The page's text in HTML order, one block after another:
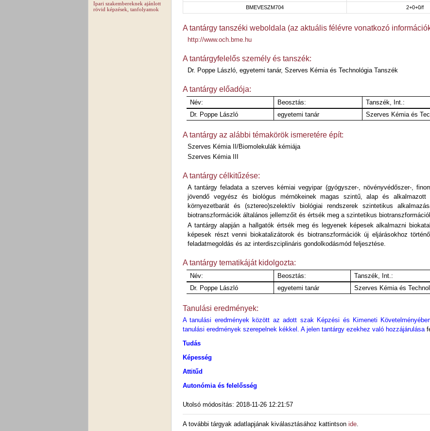
Ipari szakembereknek ajánlott
rövid képzések, tanfolyamok
BMEVESZM704
2+0+0/f
A tantárgy tanszéki weboldala (az aktuális félévre vonatkozó
http://www.och.bme.hu
A tantárgyfelelős személy és tanszék:
Dr. Poppe László, egyetemi tanár, Szerves Kémia és Technológia Tanszék
A tantárgy előadója:
Név: Beosztás:
Tanszék, Int.:
Dr. Poppe László
egyetemi tanár Szerves Kémia és
A tantárgy az alábbi témakörök ismeretére épít:
Szerves Kémia II/Biomolekulák kémiája
Szerves Kémia III
A tantárgy célkitűzése:
A tantárgy feladata a szerves kémiai vegyipar (gyógyszer-, növényvédőszer-,
jövendő vegyész és biológus mérnökeinek magas szintű, alap és
környezetbarát és (sztereo)szelektív biológiai rendszerek szintetikus
biotranszformációk általános jellemzőit és értsék meg a szintetikus
A tantárgy alapján a hallgatók értsék meg és legyenek képesek alkalmazni
képesek részt venni biokatalizátorok és biotranszformációk új eljárásokhoz
feladatmegoldás és az interdiszciplináris gondolkodásmód feljesztése.
A tantárgy tematikáját kidolgozta:
Név: Beosztás:
Tanszék, Int.:
Dr. Poppe László
egyetemi tanár Szerves Kémia és
Tanulási eredmények:
A tanulási eredmények között az adott szak Képzési és Kimeneti
tanulási eredmények szerepelnek kékkel. A jelen tantárgy ezekhez való hozzájárulása
Tudás
Képesség
Attitűd
Autonómia és felelősség
Utolsó módosítás: 2018-11-26 12:21:57
A további tárgyak adatlapjának kiválasztásához kattintson ide.